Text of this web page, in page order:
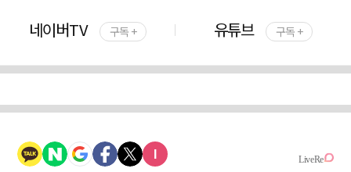
네이버TV 구독 + 유튜브 구독 +